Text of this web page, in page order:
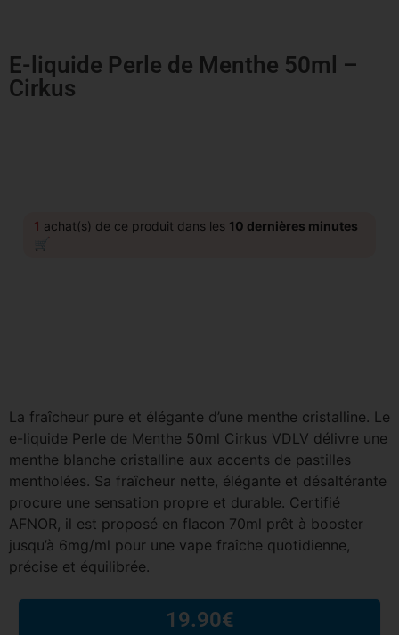
E-liquide Perle de Menthe 50ml –
Cirkus
1 achat(s) de ce produit dans les 10 dernières minutes
🛒
La fraîcheur pure et élégante d’une menthe cristalline. Le
e-liquide Perle de Menthe 50ml Cirkus VDLV délivre une
menthe blanche cristalline aux accents de pastilles
mentholées. Sa fraîcheur nette, élégante et désaltérante
procure une sensation propre et durable. Certifié
AFNOR, il est proposé en flacon 70ml prêt à booster
jusqu’à 6mg/ml pour une vape fraîche quotidienne,
précise et équilibrée.
19.90€